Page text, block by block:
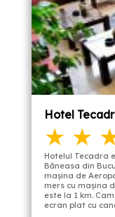
Hotel
★ ★
Hotelul Tecadra
Băneasa din
maşina de
mers cu maşina
este la 1 km.
ecran plat cu